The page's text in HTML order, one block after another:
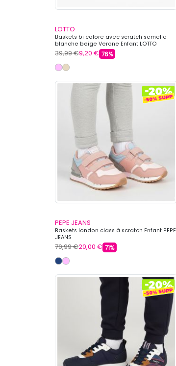
LOTTO
Baskets bi colore avec scratch semelle
blanche beige Verone Enfant LOTTO
39,99 €9,20 € 76%
PEPE JEANS
Baskets london class à scratch Enfant PEPE
JEANS
70,99 €20,00 € 71%